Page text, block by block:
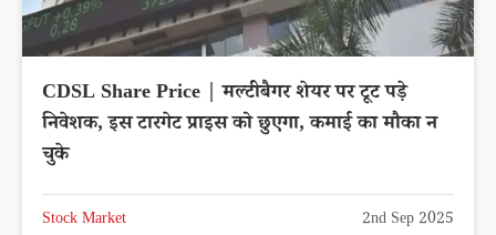
CDSL Share Price | मल्टीबैगर शेयर पर टूट पड़े
निवेशक, इस टारगेट प्राइस को छुएगा, कमाई का मौका न
चुके
Stock Market 2nd Sep 2025